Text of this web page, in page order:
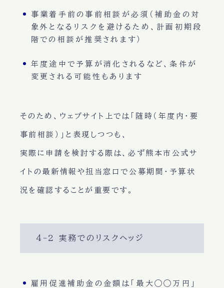
事業着手前の事前相談が必須（補助金の対
象外となるリスクを避けるため、計画初期段
階での相談が推奨されます）
年度途中で予算が消化されるなど、条件が
変更される可能性もあります
そのため、ウェブサイト上では「随時（年度内・要
事前相談）」と表現しつつも、
実際に申請を検討する際は、必ず熊本市公式サ
イトの最新情報や担当窓口で公募期間・予算状
況を確認することが重要です。
4-2 実務でのリスクヘッジ
雇用促進補助金の金額は「最大◯◯万円」